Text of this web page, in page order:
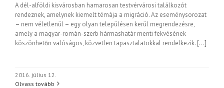
A dél-alföldi kisvárosban hamarosan testvérvárosi találkozót
rendeznek, amelynek kiemelt témája a migráció. Az eseménysorozat
– nem véletlenül – egy olyan településen kerül megrendezésre,
amely a magyar-román-szerb hármashatár menti fekvésének
köszönhetőn valóságos, közvetlen tapasztalatokkal rendelkezik. […]
2016. július 12.
Olvass tovább